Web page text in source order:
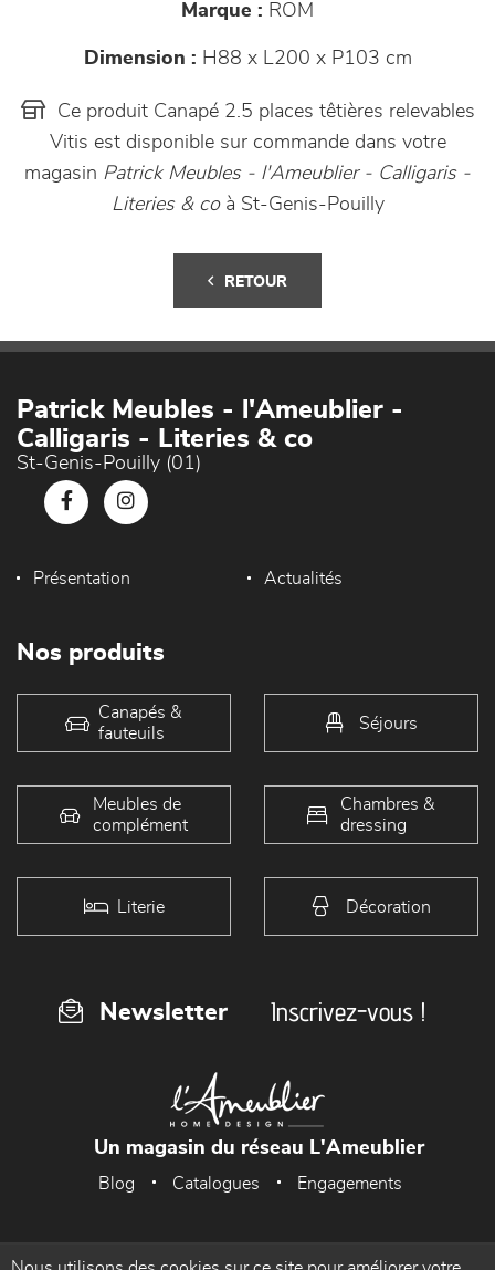
Marque : ROM
Dimension : H88 x L200 x P103 cm
Ce produit Canapé 2.5 places têtières relevables
Vitis est disponible sur commande dans votre
magasin Patrick Meubles - l'Ameublier - Calligaris -
Literies & coà St-Genis-Pouilly
RETOUR
Patrick Meubles - l'Ameublier -
Calligaris - Literies & co
St-Genis-Pouilly (01)
Présentation Actualités
Nos produits
Canapés &
fauteuils
Séjours
Meubles de
complément
Chambres &
dressing
Literie Décoration
Newsletter Inscrivez-vous !
Un magasin du réseau L'Ameublier
Blog Catalogues Engagements